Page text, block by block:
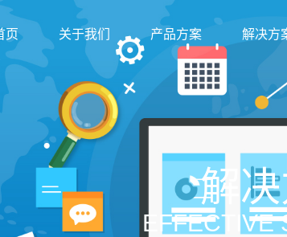
页 关于我们 产品方案 解决方
解
EFFECTIVE